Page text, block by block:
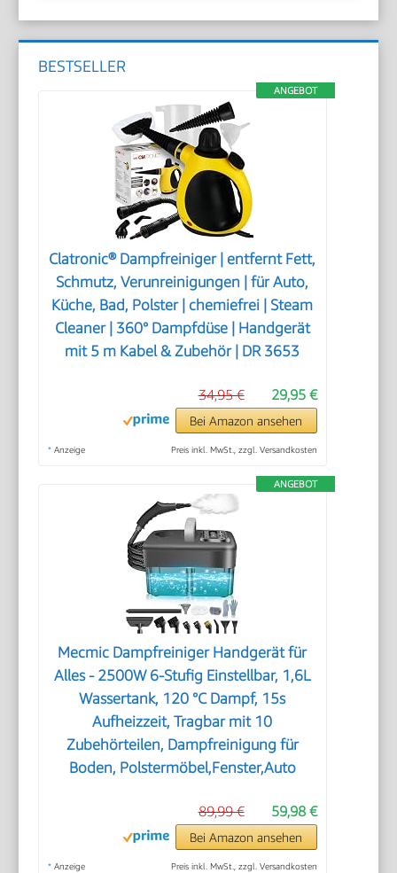
BESTSELLER
ANGEBOT
Clatronic® Dampfreiniger | entfernt Fett,
Schmutz, Verunreinigungen | für Auto,
Küche, Bad, Polster | chemiefrei | Steam
Cleaner | 360° Dampfdüse | Handgerät
mit 5 m Kabel & Zubehör | DR 3653
29,95 €
34,95 €
Bei Amazon ansehen
* Anzeige Preis inkl. MwSt., zzgl. Versandkosten
ANGEBOT
Mecmic Dampfreiniger Handgerät für
Alles - 2500W 6-Stufig Einstellbar, 1,6L
Wassertank, 120 °C Dampf, 15s
Aufheizzeit, Tragbar mit 10
Zubehörteilen, Dampfreinigung für
Boden, Polstermöbel,Fenster,Auto
59,98 €
89,99 €
Bei Amazon ansehen
* Anzeige Preis inkl. MwSt., zzgl. Versandkosten